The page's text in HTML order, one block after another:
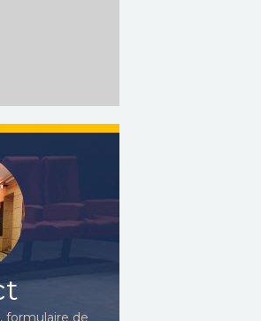
formulaire de